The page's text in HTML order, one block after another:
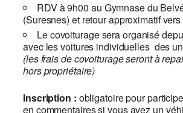
RDV à 9h00 au Gymnase du
(Suresnes) et retour approximatif
Le covoiturage sera organisé
avec les voitures individuelles des
(les frais de covoiturage seront à
hors propriétaire)
Inscription : obligatoire pour
en commentaires si vous avez un